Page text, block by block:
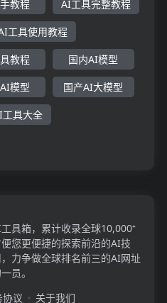
教程 AI工具完整教程
工具使用教程
教程 国内AI模型
模型 国产AI大模型
工具大全
具箱，累计收录全球10,000⁺
您更便捷的探索前沿的AI技
力争做全球排名前三的AI网址
员。
协议 关于我们